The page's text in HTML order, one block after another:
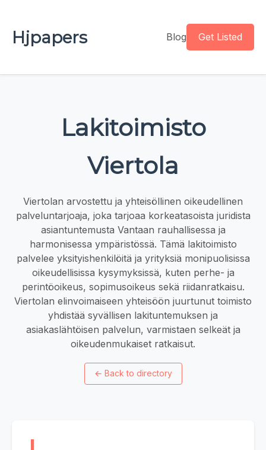
Hjpapers Blog Get Listed
Lakitoimisto
Viertola
Viertolan arvostettu ja yhteisöllinen oikeudellinen
palveluntarjoaja, joka tarjoaa korkeatasoista juridista
asiantuntemusta Vantaan rauhallisessa ja
harmonisessa ympäristössä. Tämä lakitoimisto
palvelee yksityishenkilöitä ja yrityksiä monipuolisissa
oikeudellisissa kysymyksissä, kuten perhe- ja
perintöoikeus, sopimusoikeus sekä riidanratkaisu.
Viertolan elinvoimaiseen yhteisöön juurtunut toimisto
yhdistää syvällisen lakituntemuksen ja
asiakaslähtöisen palvelun, varmistaen selkeät ja
oikeudenmukaiset ratkaisut.
← Back to directory